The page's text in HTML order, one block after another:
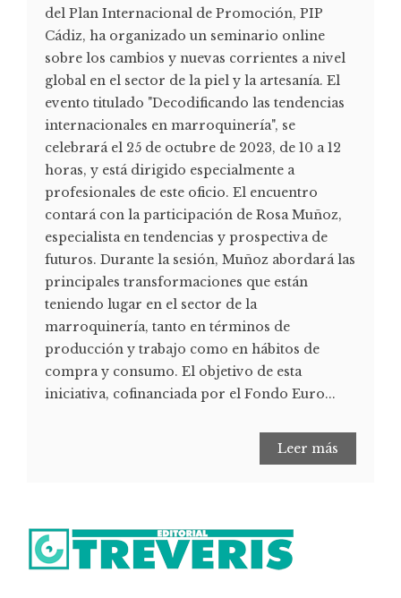
del Plan Internacional de Promoción, PIP
Cádiz, ha organizado un seminario online
sobre los cambios y nuevas corrientes a nivel
global en el sector de la piel y la artesanía. El
evento titulado "Decodificando las tendencias
internacionales en marroquinería", se
celebrará el 25 de octubre de 2023, de 10 a 12
horas, y está dirigido especialmente a
profesionales de este oficio. El encuentro
contará con la participación de Rosa Muñoz,
especialista en tendencias y prospectiva de
futuros. Durante la sesión, Muñoz abordará las
principales transformaciones que están
teniendo lugar en el sector de la
marroquinería, tanto en términos de
producción y trabajo como en hábitos de
compra y consumo. El objetivo de esta
iniciativa, cofinanciada por el Fondo Euro...
Leer más